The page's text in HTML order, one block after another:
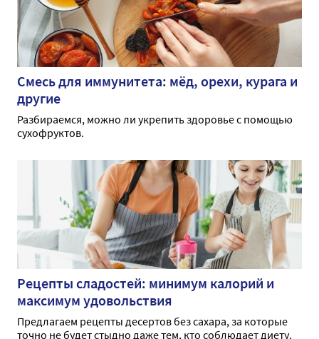
Смесь для иммунитета: мёд, орехи, курага и
другие
Разбираемся, можно ли укрепить здоровье с помощью
сухофруктов.
Рецепты сладостей: минимум калорий и
максимум удовольствия
Предлагаем рецепты десертов без сахара, за которые
точно не будет стыдно даже тем, кто соблюдает диету.